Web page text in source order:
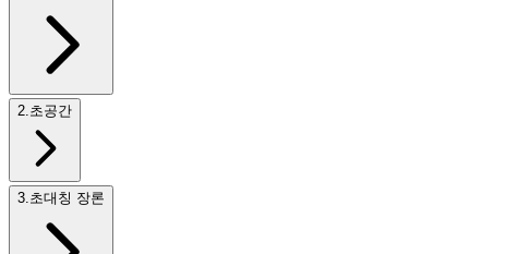
2 초공간
3 초대칭 장론